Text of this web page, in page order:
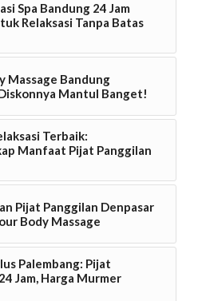
Spa Bandung 24 Jam
Relaksasi Tanpa Batas
Massage Bandung
Mantul Banget!
Terbaik:
Manfaat Pijat Panggilan
Pijat Panggilan Denpasar
Body Massage
Palembang: Pijat
Jam, Harga Murmer